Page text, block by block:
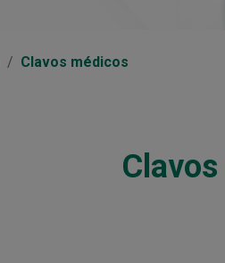
Clavos médicos